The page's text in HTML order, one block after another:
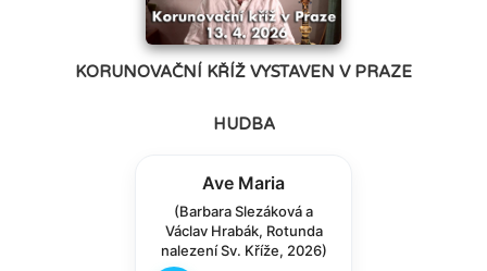
KORUNOVAČNÍ KŘÍŽ VYSTAVEN V PRAZE
HUDBA
Ave Maria
(Barbara Slezáková a
Václav Hrabák, Rotunda
nalezení Sv. Kříže, 2026)